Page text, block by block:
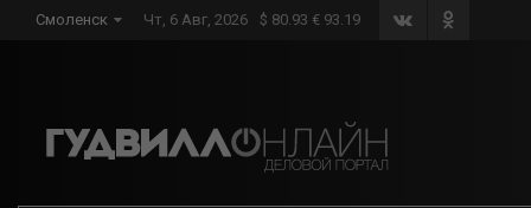
Смоленск Чт, 6 Авг, 2026 $ 80.93 € 93.19